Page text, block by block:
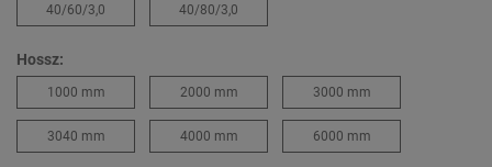
40/60/3,0 40/80/3,0
Hossz:
1000 mm 2000 mm 3000 mm
3040 mm 4000 mm 6000 mm